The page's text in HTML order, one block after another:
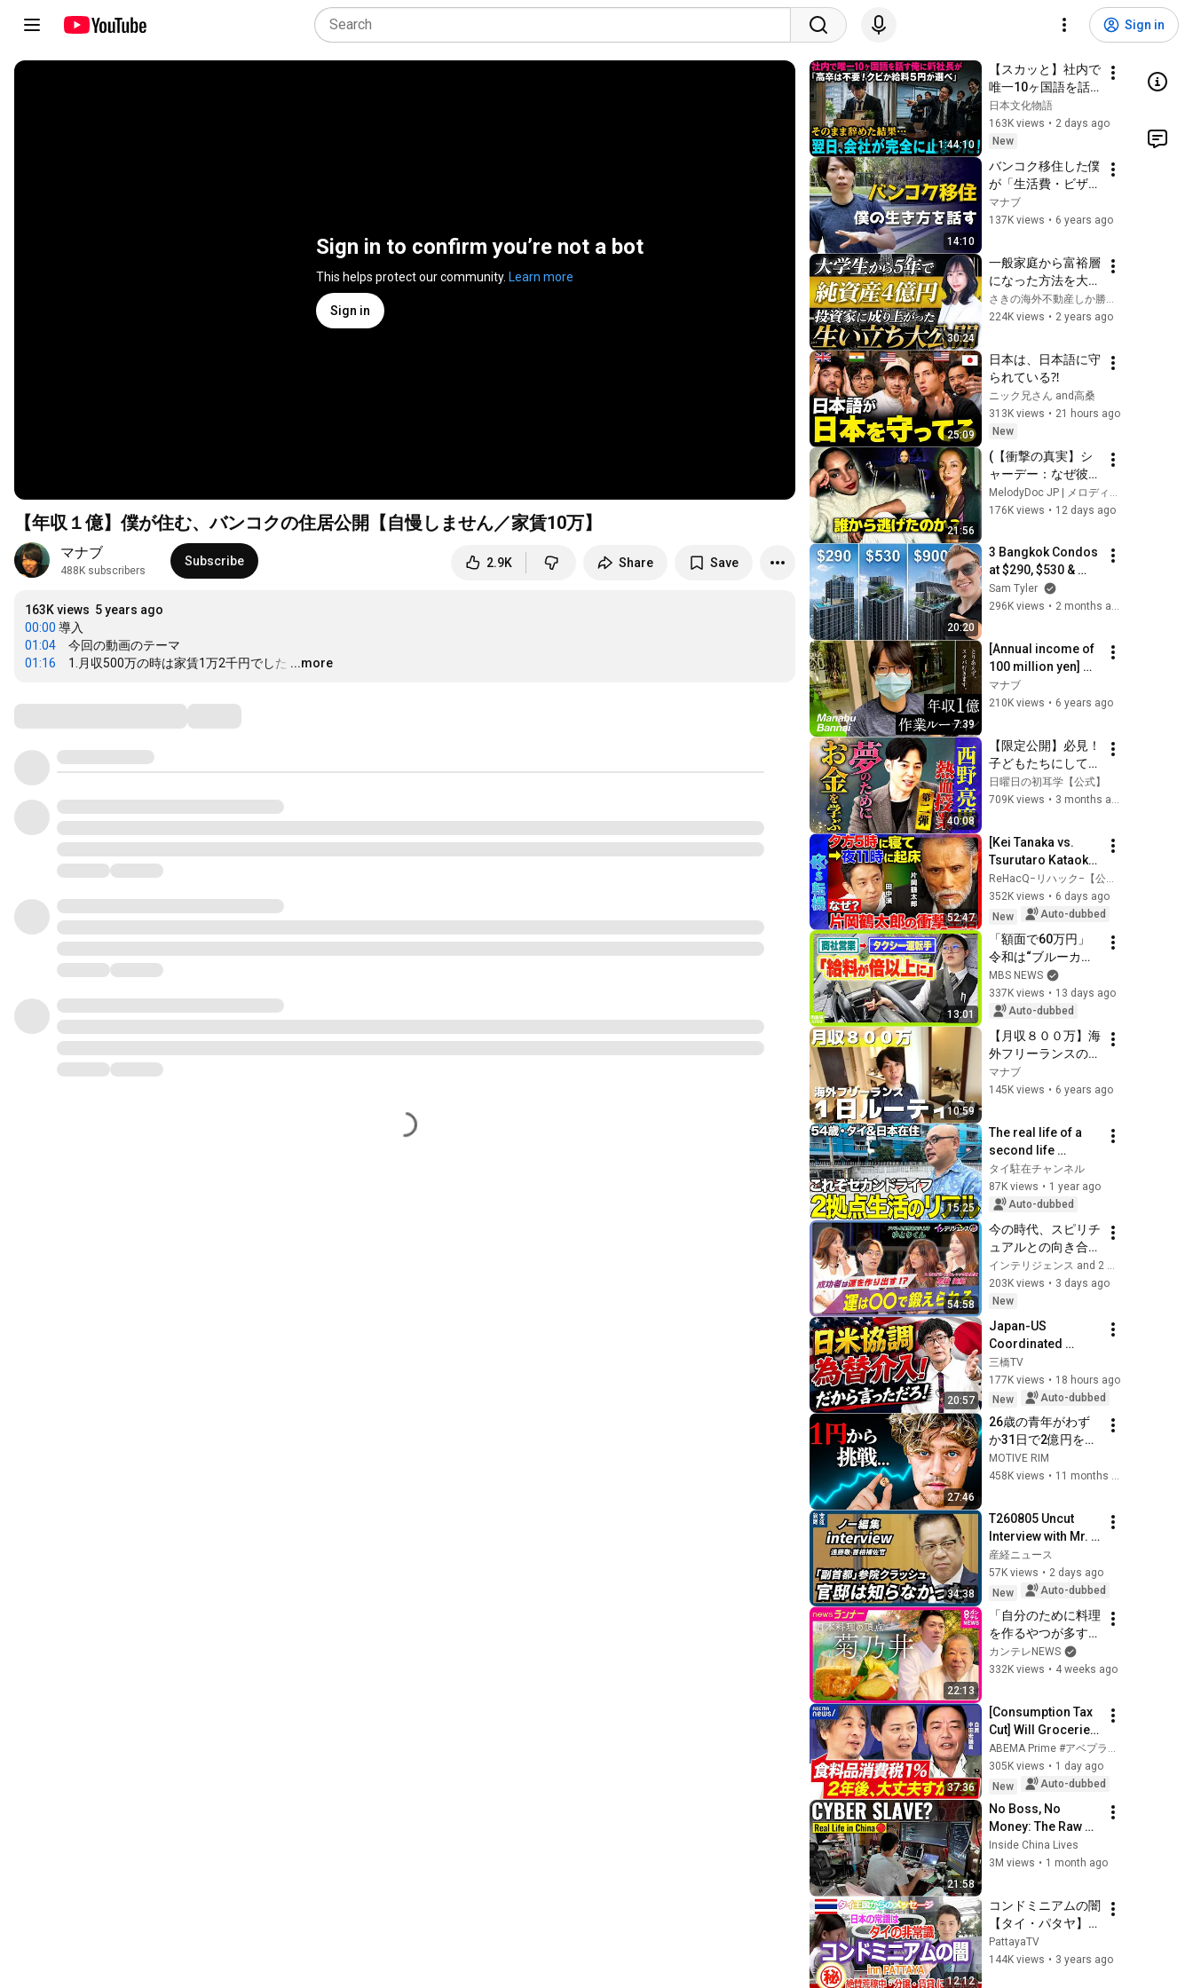
Sign in
Sign in to confirm you’re not a bot
This helps protect our community. Learn more
Sign in
【年収１億】僕が住む、バンコクの住居公開【自慢しません／家賃10万】
マナブ
488K subscribers
Subscribe 2.9K Share Save
163K views 5 years ago
00:00
01:04
01:16 1.月収500万の時は家賃1万2千円でした …
...more
1:44:10
【スカッと】社内で
唯一10ヶ国語を話
す俺に新社長が「高
卒は不要！クビか給
料５円か選べ」と言
ってきた。そのまま
辞めた結果
日本文化物語
163K views • 2 days ago
New
14:10
バンコク移住した僕
が「生活費・ビザ・
交友関係」を話す
【本音トーク】
マナブ
137K views • 6 years ago
30:24
一般家庭から富裕層
になった方法を大公
開！資産1億以上に
なりたい人は必ずこ
い！
224K views • 2 years ago
25:09
日本は、日本語に守
られている⁈
ニック兄さん and高桑
313K views • 21 hours ago
New
21:56
(【衝撃の真実】シ
ャーデー：なぜ彼女
は絶頂期に姿を消し
たのか？「最も洗練
隠された逮捕、離
婚、そして逃避行)
176K views • 12 days ago
20:20
3 Bangkok Condos
at $290, $530 &
$900.. Here's the
Truth
Sam Tyler
296K views • 2 months ago
7:39
[Annual income of
100 million yen] My
work routine
revealed [Let's
example]
マナブ
210K views • 6 years ago
40:08
【限定公開】必見！
子どもたちにしては
いけない“お金の教
育”｜学校では学ば
ための「お金」の知
識◆西野亮廣の熱血
授業に林修も感服！
日曜日の初耳学【公式】
709K views • 3 months ago
52:47
[Kei Tanaka vs.
Tsurutaro Kataoka]
Why don’t you
hesitate when
making life
decisions? When
you're...
ReHacQ−リハック−【公式】
352K views • 6 days ago
New
Auto-dubbed
13:01
「額面で60万円」
令和は“ブルーカラ
ー”の時代？転職で
給料が大幅増…商社
営業職→タクシー運
転手となった27歳
女性「やったらやっ
た分だけ欲しい」AI
進化で脚光浴びる
（2026年7月21日）
MBS NEWS
337K views • 13 days ago
Auto-dubbed
10:59
【月収８００万】海
外フリーランスの１
日ルーティン【マレ
ーシア】
マナブ
145K views • 6 years ago
15:25
The real life of a
second life
traveling between
Japan and
Thailand
タイ駐在チャンネル
87K views • 1 year ago
Auto-dubbed
54:58
今の時代、スピリチ
ュアルとの向き合い
方を学ばないと『マ
ジ』で損します。
インテリジェンス and 2 more
203K views • 3 days ago
New
20:57
Japan-US
Coordinated
Currency
Intervention
Executed! The
Market Cannot
Defeat a Sovereign
Currenc...
三橋TV
177K views • 18 hours ago
New
Auto-dubbed
27:46
26歳の青年がわず
か31日で2億円を稼
いだ方法
MOTIVE RIM
458K views • 11 months ago
34:38
T260805 Uncut
Interview with Mr.
Endo
産経ニュース
57K views • 2 days ago
New
Auto-dubbed
22:13
「自分のために料理
を作るやつが多すぎ
る」　ミシュラン三
つ星を守り続ける
の信念　跡を継ぐの
は義理の息子　“4代
目”に託すバトン｜
newsランナー〈カ
ンテレNEWS〉
カンテレNEWS
332K views • 4 weeks ago
37:36
[Consumption Tax
Cut] Will Groceries
Get Cheaper with
an 8% to 1% Tax
Rate? Can It Really
Go Back...
ABEMA Prime #アベプラ【公式】
305K views • 1 day ago
New
Auto-dubbed
21:58
No Boss, No
Money: The Raw
Reality of China’s
Gen-Z Freelancers
Inside China Lives
3M views • 1 month ago
12:12
コンドミニアムの闇
【タイ・パタヤ】不
都合な真実
PattayaTV
144K views • 3 years ago